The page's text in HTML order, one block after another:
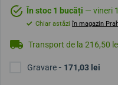
În stoc 1 bucăți — vineri
Chiar astăzi în magazin
Transport de la 216,50
Gravare- 171,03 lei